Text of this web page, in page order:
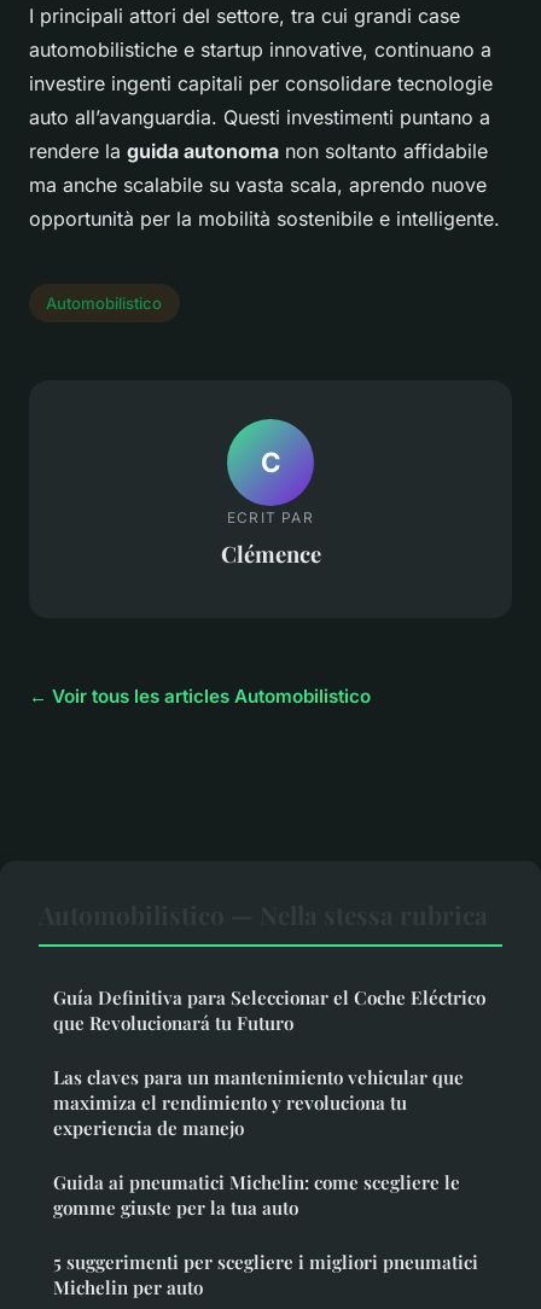
I principali attori del settore, tra cui grandi case
automobilistiche e startup innovative, continuano a
investire ingenti capitali per consolidare tecnologie
auto all’avanguardia. Questi investimenti puntano a
rendere la guida autonoma non soltanto affidabile
ma anche scalabile su vasta scala, aprendo nuove
opportunità per la mobilità sostenibile e intelligente.
Automobilistico
C
ECRIT PAR
Clémence
← Voir tous les articles Automobilistico
Guía Definitiva para Seleccionar el Coche Eléctrico
que Revolucionará tu Futuro
Las claves para un mantenimiento vehicular que
maximiza el rendimiento y revoluciona tu
experiencia de manejo
Guida ai pneumatici Michelin: come scegliere le
gomme giuste per la tua auto
5 suggerimenti per scegliere i migliori pneumatici
Michelin per auto